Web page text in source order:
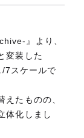
』より、
変装した
7スケールで
たものの、
体化しまし